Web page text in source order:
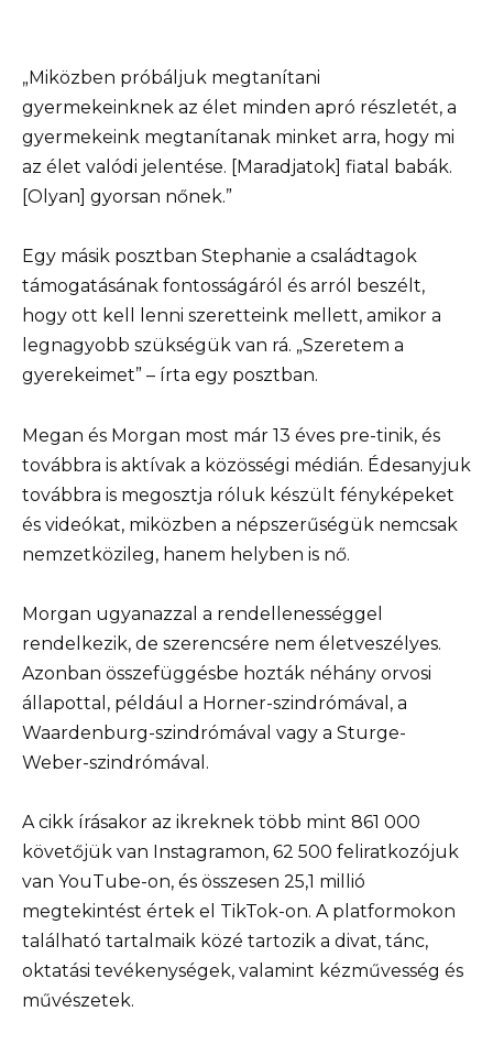
„Miközben próbáljuk megtanítani
gyermekeinknek az élet minden apró részletét, a
gyermekeink megtanítanak minket arra, hogy mi
az élet valódi jelentése. [Maradjatok] fiatal babák.
[Olyan] gyorsan nőnek.”
Egy másik posztban Stephanie a családtagok
támogatásának fontosságáról és arról beszélt,
hogy ott kell lenni szeretteink mellett, amikor a
legnagyobb szükségük van rá. „Szeretem a
gyerekeimet” – írta egy posztban.
Megan és Morgan most már 13 éves pre-tinik, és
továbbra is aktívak a közösségi médián. Édesanyjuk
továbbra is megosztja róluk készült fényképeket
és videókat, miközben a népszerűségük nemcsak
nemzetközileg, hanem helyben is nő.
Morgan ugyanazzal a rendellenességgel
rendelkezik, de szerencsére nem életveszélyes.
Azonban összefüggésbe hozták néhány orvosi
állapottal, például a Horner-szindrómával, a
Waardenburg-szindrómával vagy a Sturge-
Weber-szindrómával.
A cikk írásakor az ikreknek több mint 861 000
követőjük van Instagramon, 62 500 feliratkozójuk
van YouTube-on, és összesen 25,1 millió
megtekintést értek el TikTok-on. A platformokon
található tartalmaik közé tartozik a divat, tánc,
oktatási tevékenységek, valamint kézművesség és
művészetek.